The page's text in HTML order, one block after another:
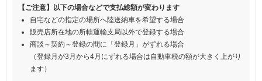
【ご注意】以下の場合などで支払総額が変わります
自宅などの指定の場所へ陸送納車を希望する場合
販売店所在地の所轄運輸支局以外で登録する場合
商談～契約～登録の間に「登録月」がずれる場合
（登録月が3月から4月にずれる場合は自動車税の額が大きく上がり
ます）